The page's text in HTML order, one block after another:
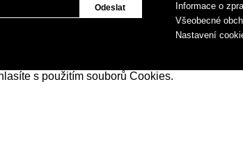
Informace o
Všeobecné
Nastavení
s použitím souborů Cookies.